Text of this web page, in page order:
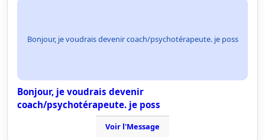
Bonjour, je voudrais devenir coach/psychotérapeute. je poss
Bonjour, je voudrais devenir
coach/psychotérapeute. je poss
Voir l'Message